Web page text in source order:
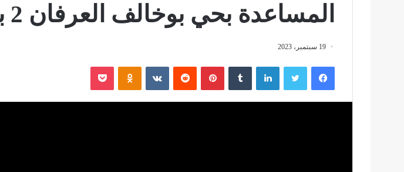
المساعدة بحي بوخالف العرفان 2 بطنجة
19 سبتمبر، 2023
فيسبوك تويتر لينكدإن بينتيريست Odnoklassniki
بوكيت